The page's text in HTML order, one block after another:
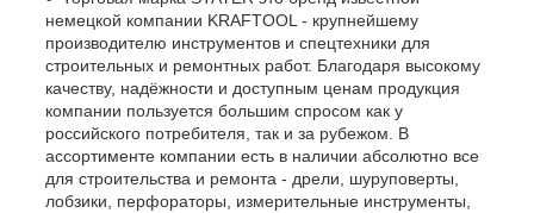
немецкой компании KRAFTOOL - крупнейшему
производителю инструментов и спецтехники для
строительных и ремонтных работ. Благодаря высокому
качеству, надёжности и доступным ценам продукция
компании пользуется большим спросом как у
российского потребителя, так и за рубежом. В
ассортименте компании есть в наличии абсолютно все
для строительства и ремонта - дрели, шуруповерты,
лобзики, перфораторы, измерительные инструменты,